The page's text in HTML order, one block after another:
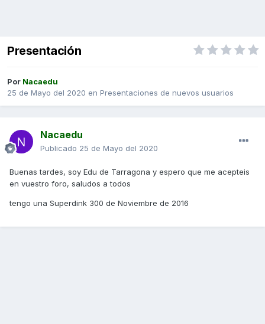
Presentación
Por Nacaedu
25 de Mayo del 2020 en Presentaciones de nuevos usuarios
Nacaedu
Publicado 25 de Mayo del 2020
Buenas tardes, soy Edu de Tarragona y espero que me acepteis
en vuestro foro, saludos a todos
tengo una Superdink 300 de Noviembre de 2016